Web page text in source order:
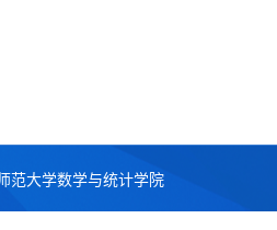
范大学数学与统计学院